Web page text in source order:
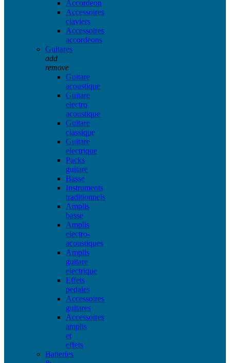
Accordeon
Accessoires
claviers
Accessoires
accordeons
Guitares
add
remove
Guitare
acoustique
Guitare
electro
acoustique
Guitare
classique
Guitare
electrique
Packs
guitare
Basse
Instruments
traditionnels
Amplis
basse
Amplis
electro-
acoustiques
Amplis
guitare
electrique
Effets
pedales
Accessoires
guitares
Accessoires
amplis
et
effets
Batteries